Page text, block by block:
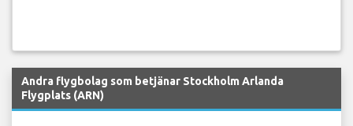
Andra flygbolag som betjänar Stockholm Arlanda
Flygplats (ARN)